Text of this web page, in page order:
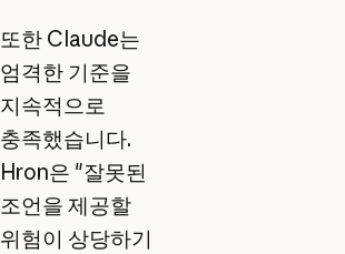
또한 Claude는
엄격한 기준을
지속적으로
충족했습니다.
Hron은 "잘못된
조언을 제공할
위험이 상당하기